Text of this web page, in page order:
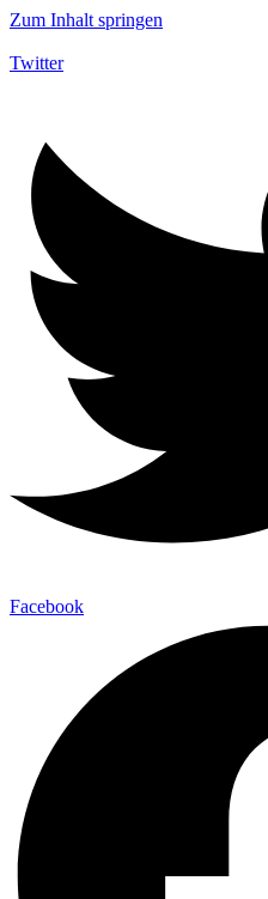
Zum Inhalt springen
Twitter
Facebook